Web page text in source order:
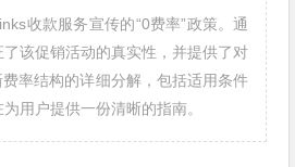
收款服务宣传的“0费率”政策。通
该促销活动的真实性，并提供了对
率结构的详细分解，包括适用条件
用户提供一份清晰的指南。